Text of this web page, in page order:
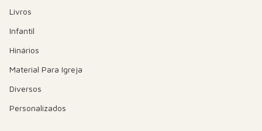
Livros
Infantil
Hinários
Material Para Igreja
Diversos
Personalizados